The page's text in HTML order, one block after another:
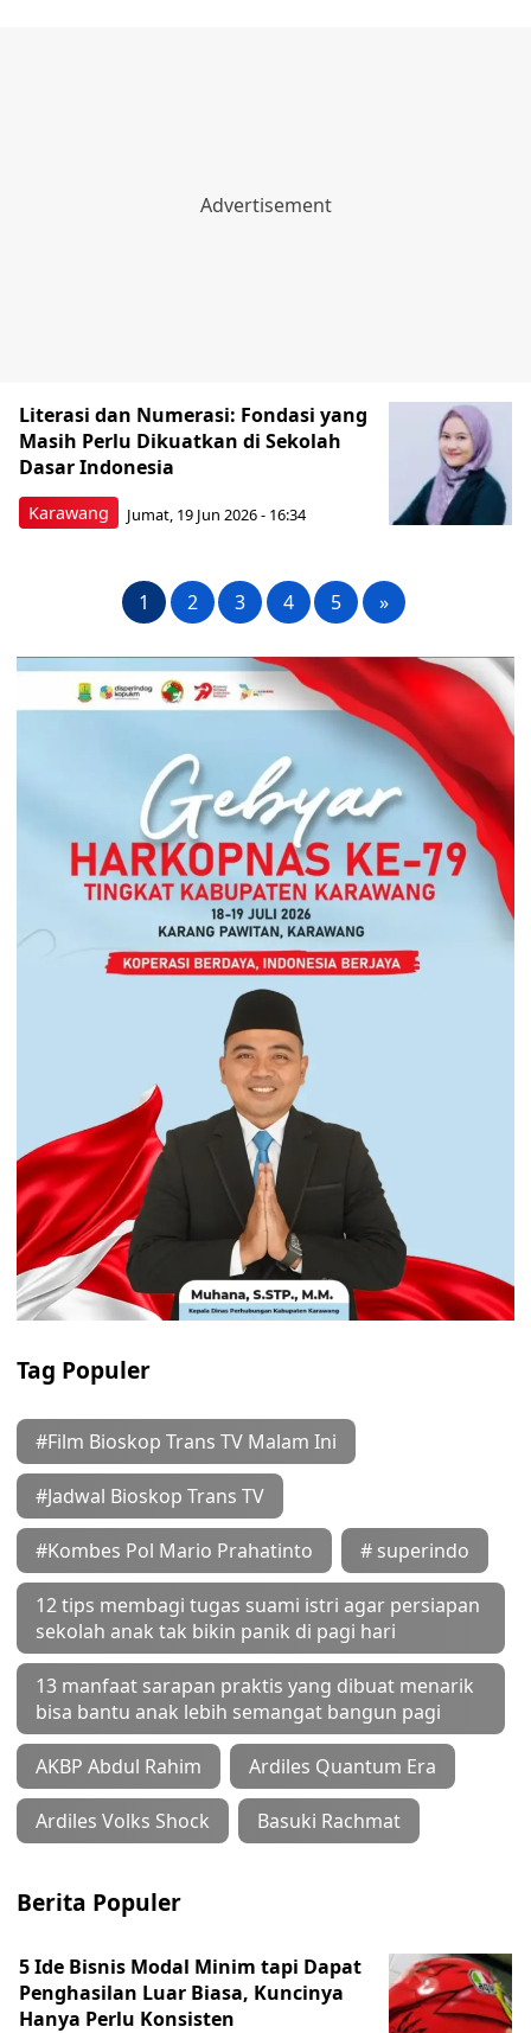
Karawang
Literasi dan Numerasi: Fondasi yang
Masih Perlu Dikuatkan di Sekolah
Dasar Indonesia
Jumat, 19 Jun 2026 - 16:34
1 2 3 4 5 »
Tag Populer
#Film Bioskop Trans TV Malam Ini
#Jadwal Bioskop Trans TV
#Kombes Pol Mario Prahatinto # superindo
12 tips membagi tugas suami istri agar persiapan
sekolah anak tak bikin panik di pagi hari
13 manfaat sarapan praktis yang dibuat menarik
bisa bantu anak lebih semangat bangun pagi
AKBP Abdul Rahim Ardiles Quantum Era
Ardiles Volks Shock Basuki Rachmat
Berita Populer
5 Ide Bisnis Modal Minim tapi Dapat
Penghasilan Luar Biasa, Kuncinya
Hanya Perlu Konsisten